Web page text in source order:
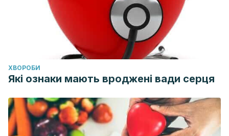
ХВОРОБИ
Які ознаки мають вроджені вади серця